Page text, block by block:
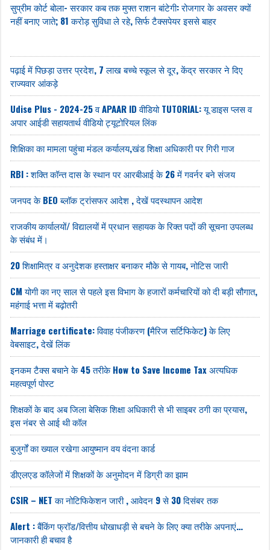
सुप्रीम कोर्ट बोला- सरकार कब तक मुफ्त राशन बांटेगी: रोजगार के अवसर क्यों
नहीं बनाए जाते; 81 करोड़ सुविधा ले रहे, सिर्फ टैक्सपेयर इससे बाहर
पढ़ाई में पिछड़ा उत्तर प्रदेश, 7 लाख बच्चे स्कूल से दूर, केंद्र सरकार ने दिए
राज्यवार आंकड़े
Udise Plus - 2024-25 व APAAR ID वीडियो TUTORIAL: यू डाइस प्लस व
अपार आईडी सहायतार्थ वीडियो ट्यूटोरियल लिंक
शिक्षिका का मामला पहुंचा मंडल कर्यालय,खंड शिक्षा अधिकारी पर गिरी गाज
RBI : शक्ति कॉन्त दास के स्थान पर आरबीआई के 26 में गवर्नर बने संजय
जनपद के BEO ब्लॉक ट्रांसफर आदेश , देखें पदस्थापन आदेश
राजकीय कार्यालयों/ विद्यालयों में प्रधान सहायक के रिक्त पदों की सूचना उपलब्ध
के संबंध में।
20 शिक्षामित्र व अनुदेशक हस्ताक्षर बनाकर मौके से गायब, नोटिस जारी
CM योगी का नए साल से पहले इस विभाग के हजारों कर्मचारियों को दी बड़ी सौगात,
महंगाई भत्ता में बढ़ोतरी
Marriage certificate: विवाह पंजीकरण (मैरिज सर्टिफिकेट) के लिए
वेबसाइट, देखें लिंक
इनकम टैक्स बचाने के 45 तरीके How to Save Income Tax अत्यधिक
महत्वपूर्ण पोस्ट
शिक्षकों के बाद अब जिला बेसिक शिक्षा अधिकारी से भी साइबर ठगी का प्रयास,
इस नंबर से आई थी कॉल
बुजुर्गों का ख्याल रखेगा आयुष्मान वय वंदना कार्ड
डीएलएड कॉलेजों में शिक्षकों के अनुमोदन में डिग्री का झाम
CSIR – NET का नोटिफिकेशन जारी , आवेदन 9 से 30 दिसंबर तक
Alert : बैंकिंग फ्रॉड/वित्तीय धोखाधड़ी से बचने के लिए क्या तरीके अपनाएं…
जानकारी ही बचाव है